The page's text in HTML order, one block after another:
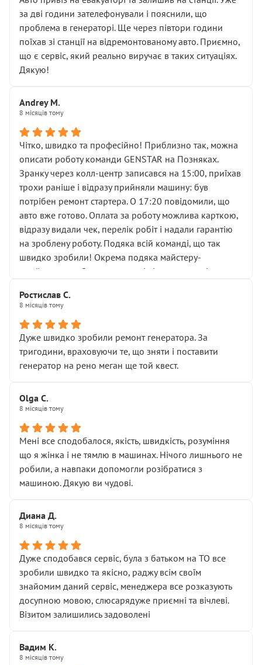
чіткого пояснення
( ну все зняли та доробили) дякую!
Окремий момент, який виглядає абсурдно:
мені заявили, що бачок гальмівної рідини потрібно
міняти разом із головним гальмівним циліндром у
Для людини, яка хоча б трохи розуміється на техніці,
це звучить як мінімум непрофесійно, а як максимум —
спроба продати дорогий вузол замість елементарних
ущільнювачів.
Що прикро — це не перший мій візит. Раніше міняв у
вас стартер, і тоді сервіс наче справив хороше
враження. Але згодом знайшов декілька гайок під
лобовим склом. Мені пояснили, що це “старі гайки, які
відкручували”, і попросили не хвилюватися. ( надіюсь
новий власник, не застяг в полі))
Але після нинішнього візиту такі дрібниці вже не
здаються дрібницями.
Я — клієнт, який працює на довірі, і саме її цей сервіс
Хотілося б більше:
• належної уваги до авто
• прозорості в роботах і рахунках
• реальної діагностики, а не формального
“подивились і поїхав”
На жаль, складається враження, що сервіс працює не
Стосовно комунікації - все добре
за дві години зателефонували і пояснили, що
проблема в генераторі. Ще через півтори години
поїхав зі станції на відремонтованому авто. Приємно,
що є сервіс, який реально виручає в таких ситуаціях.
Дякую!
Andrey M.
8 місяців тому
Чітко, швидко та професійно! Приблизно так, можна
описати роботу команди GENSTAR на Позняках.
Зранку через колл-центр записався на 15:00, приїхав
трохи раніше і відразу прийняли машину: був
потрібен ремонт стартера. О 17:20 повідомили, що
авто вже готово. Оплата за роботу можлива карткою,
відразу видали чек, перелік робіт і надали гарантію
на зроблену роботу. Подяка всій команді, що так
швидко зробили! Окрема подяка майстеру-
приймальнику Олександру: всі чітко та по суті.
звертатися до цього автосервісу.
Ростислав С.
8 місяців тому
Дуже швидко зробили ремонт генератора. За
тригодини, враховуючи те, що зняти і поставити
генератор на рено меган ще той квест.
Olga С.
8 місяців тому
Мені все сподобалося, якість, швидкість, розуміння
що я жінка і не тямлю в машинах. Нічого лишнього не
робили, а навпаки допомогли розібратися з
машиною. Дякую ви чудові.
Диана Д.
8 місяців тому
Дуже сподобався сервіс, була з батьком на ТО все
зробили швидко та якісно, раджу всім своїм
знайомим даний сервіс, менеджера все розказують
досупною мовою, слюсарядуже приємні та вічлеві.
Візитом залишились задоволені
Вадим К.
8 місяців тому